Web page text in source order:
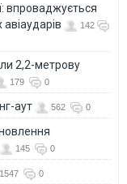
впроваджується
142
2,2-метрову
179 0
аут 562 0
145 0
1547 0